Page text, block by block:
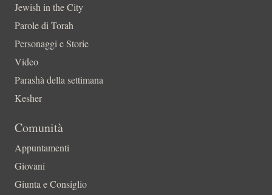
Jewish in the City
Parole di Torah
Personaggi e Storie
Video
Parashà della settimana
Kesher
Comunità
Appuntamenti
Giovani
Giunta e Consiglio